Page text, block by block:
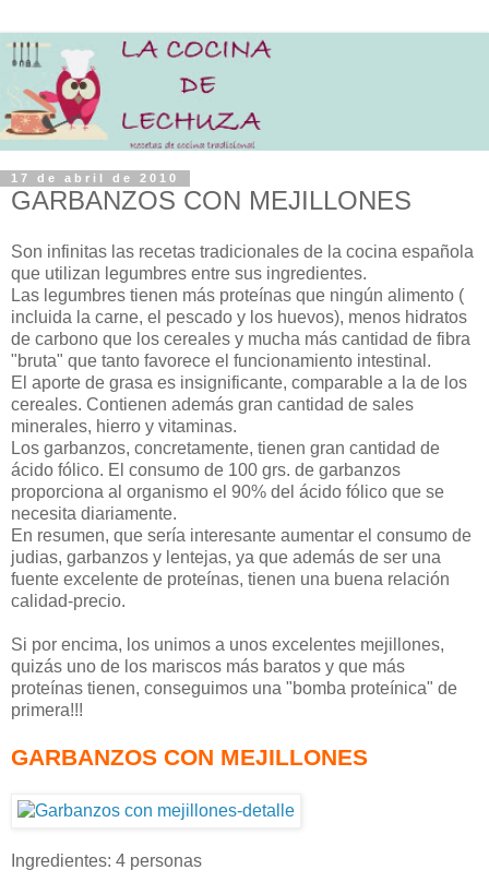
17 de abril de 2010
GARBANZOS CON MEJILLONES
Son infinitas las recetas tradicionales de la cocina española
que utilizan legumbres entre sus ingredientes.
Las legumbres tienen más proteínas que ningún alimento (
incluida la carne, el pescado y los huevos), menos hidratos
de carbono que los cereales y mucha más cantidad de fibra
"bruta" que tanto favorece el funcionamiento intestinal.
El aporte de grasa es insignificante, comparable a la de los
cereales. Contienen además gran cantidad de sales
minerales, hierro y vitaminas.
Los garbanzos, concretamente, tienen gran cantidad de
ácido fólico. El consumo de 100 grs. de garbanzos
proporciona al organismo el 90% del ácido fólico que se
necesita diariamente.
En resumen, que sería interesante aumentar el consumo de
judias, garbanzos y lentejas, ya que además de ser una
fuente excelente de proteínas, tienen una buena relación
calidad-precio.
Si por encima, los unimos a unos excelentes mejillones,
quizás uno de los mariscos más baratos y que más
proteínas tienen, conseguimos una "bomba proteínica" de
primera!!!
GARBANZOS CON MEJILLONES
Ingredientes: 4 personas